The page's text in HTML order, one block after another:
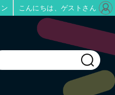
こんにちは、ゲストさん